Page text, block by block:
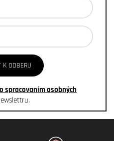
K ODBERU
spracovaním osobných